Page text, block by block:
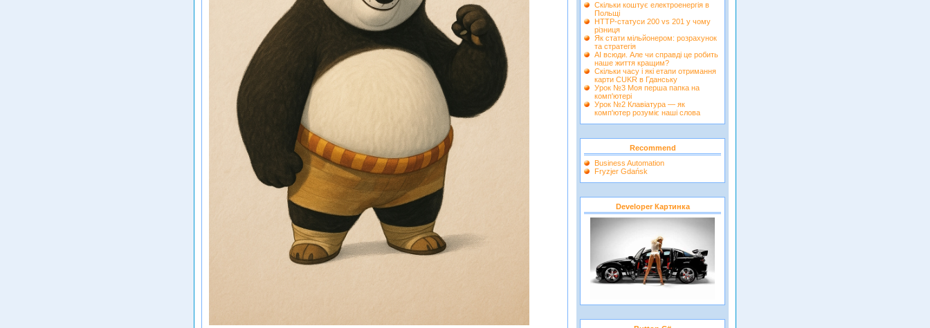
Скільки коштує електроенергія в
Польщі
HTTP-статуси 200 vs 201 у чому
різниця
Як стати мільйонером: розрахунок
та стратегія
AI всюди. Але чи справді це робить
наше життя кращим?
Скільки часу і які етапи отримання
карти CUKR в Гданську
Урок №3 Моя перша папка на
комп'ютері
Урок №2 Клавіатура — як
комп'ютер розуміє наші слова
Recommend
Business Automation
Fryzjer Gdańsk
Developer Картинка